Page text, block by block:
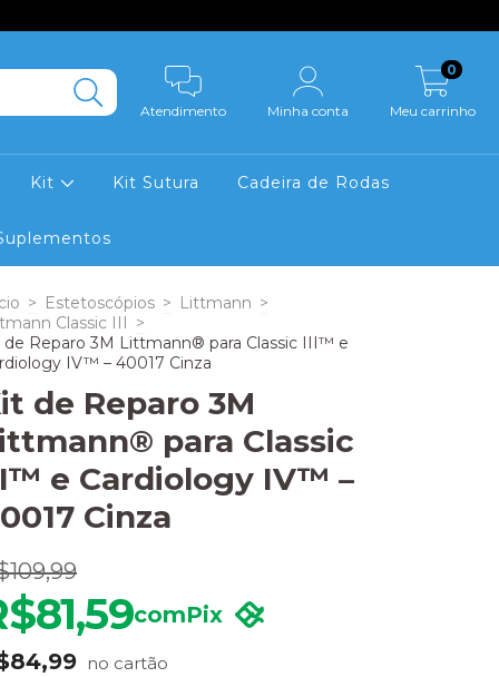
Atendimento Minha conta Meu carrinho
0
Kit Kit Sutura Cadeira de Rodas
> Estetoscópios > Littmann >
Classic III >
de Reparo 3M Littmann® para Classic III™ e
IV™ – 40017 Cinza
de Reparo 3M
para Classic
e Cardiology IV™ –
Cinza
comPix